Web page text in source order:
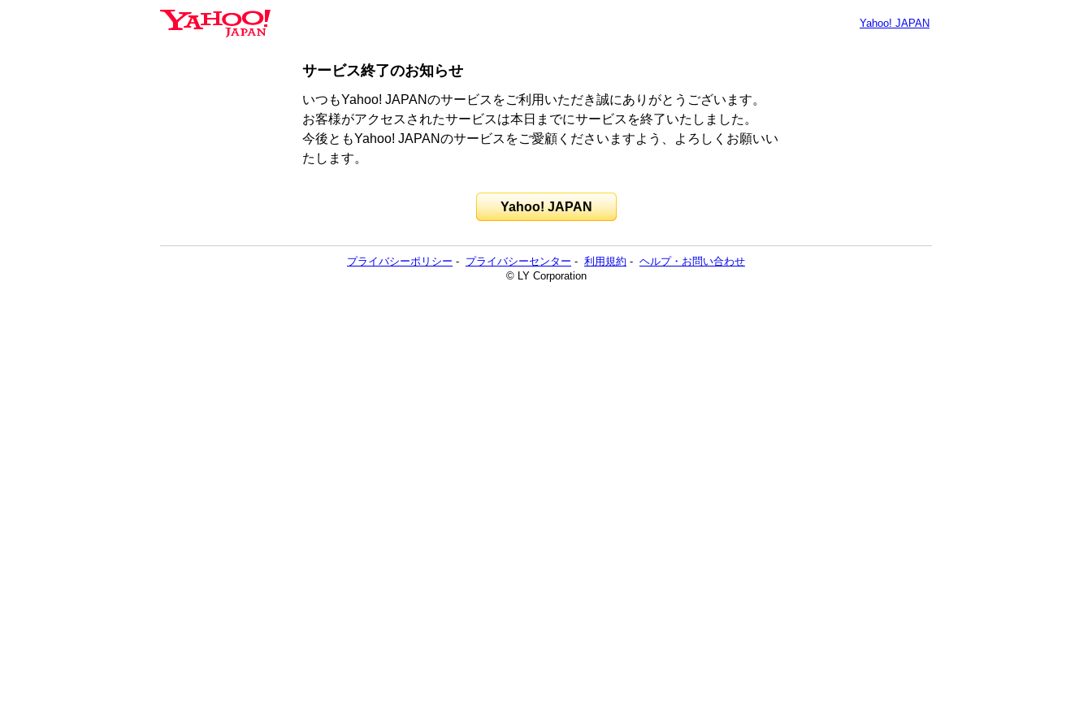
Yahoo! JAPAN
サービス終了のお知らせ
いつもYahoo! JAPANのサービスをご利用いただき誠にありがとうございます。
お客様がアクセスされたサービスは本日までにサービスを終了いたしました。
今後ともYahoo! JAPANのサービスをご愛顧くださいますよう、よろしくお願いい
たします。
Yahoo! JAPAN
プライバシーポリシー - プライバシーセンター - 利用規約 - ヘルプ・お問い合わせ
© LY Corporation